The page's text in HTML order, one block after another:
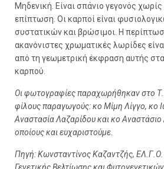
Μηδενική. Είναι σπάνιο γεγονός χωρίς
επίπτωση. Οι καρποί είναι
συστατικών και βρώσιμοι. Η
ακανόνιστες χρωματικές λωρίδες
από τη γεωμετρική έκφραση αυτής
καρπού.
Οι φωτογραφίες παραχωρήθηκαν στο
φίλους παραγωγούς: κο Μίμη Λίγγο, κο
Αναστασία Λαζαρίδου και κο Αναστάσιο
οποίους και ευχαριστούμε.
Πηγή: Κωνσταντίνος Καζαντζής, ΕΛ.Γ.Ο.
Γενετικής Βελτίωσης και